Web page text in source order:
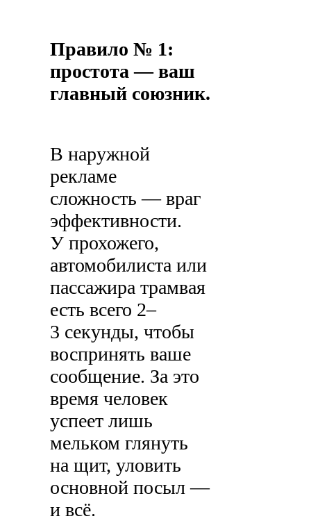
Правило № 1:
простота — ваш
главный союзник.
В наружной
рекламе
сложность — враг
эффективности.
У прохожего,
автомобилиста или
пассажира трамвая
есть всего 2–
3 секунды, чтобы
воспринять ваше
сообщение. За это
время человек
успеет лишь
мельком глянуть
на щит, уловить
основной посыл —
и всё.